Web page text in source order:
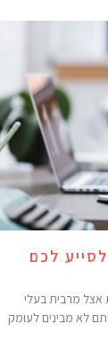
לכם
אצל מרבית בעלי
לא מבינים לעומק